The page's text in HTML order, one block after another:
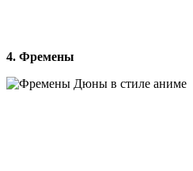
4. Фремены